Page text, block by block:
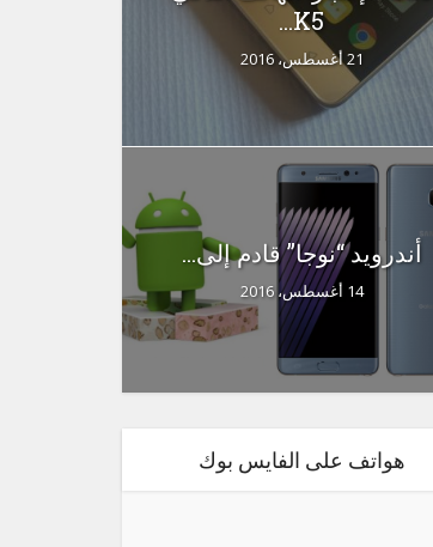
K5...
21 أغسطس، 2016
أندرويد “نوجا” قادم إلى...
14 أغسطس، 2016
هواتف على الفايس بوك